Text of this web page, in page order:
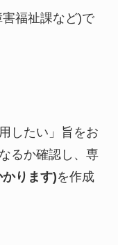
福祉課など)で
したい」旨をお
るか確認し、専
ります)を作成